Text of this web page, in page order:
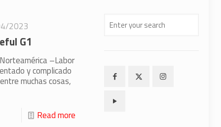
2023
G1
–Labor
y complicado
muchas cosas,
Read more